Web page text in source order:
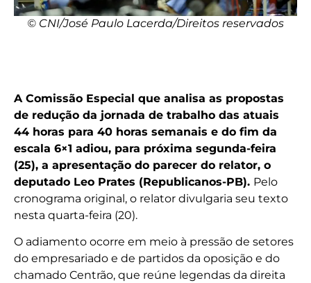
© CNI/José Paulo Lacerda/Direitos reservados
A Comissão Especial que analisa as propostas
de redução da jornada de trabalho das atuais
44 horas para 40 horas semanais e do fim da
escala 6×1 adiou, para próxima segunda-feira
(25), a apresentação do parecer do relator, o
deputado Leo Prates (Republicanos-PB). Pelo
cronograma original, o relator divulgaria seu texto
nesta quarta-feira (20).
O adiamento ocorre em meio à pressão de setores
do empresariado e de partidos da oposição e do
chamado Centrão, que reúne legendas da direita